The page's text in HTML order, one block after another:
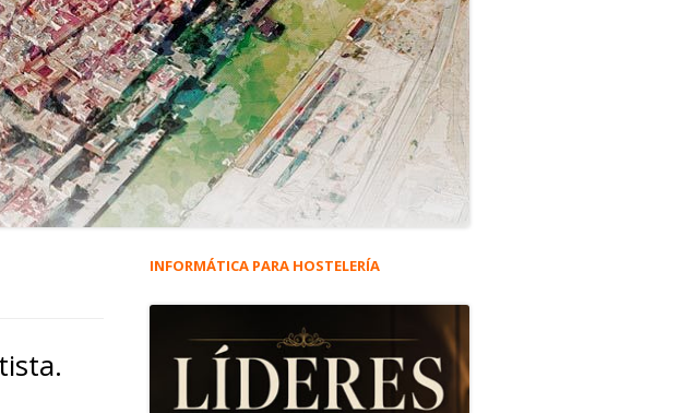
Barra
principal
INFORMÁTICA PARA HOSTELERÍA